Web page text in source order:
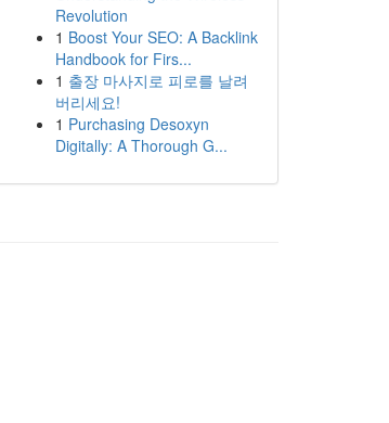
Revolution
1 Boost Your SEO: A Backlink
Handbook for Firs...
1 출장 마사지로 피로를 날려
버리세요!
1 Purchasing Desoxyn
Digitally: A Thorough G...